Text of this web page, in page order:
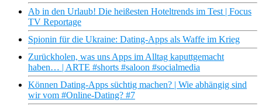
Ab in den Urlaub! Die heißesten Hoteltrends im Test | Focus
TV Reportage
Spionin für die Ukraine: Dating-Apps als Waffe im Krieg
Zurückholen, was uns Apps im Alltag kaputtgemacht
haben… | ARTE #shorts #saloon #socialmedia
Können Dating-Apps süchtig machen? | Wie abhängig sind
wir vom #Online-Dating? #7